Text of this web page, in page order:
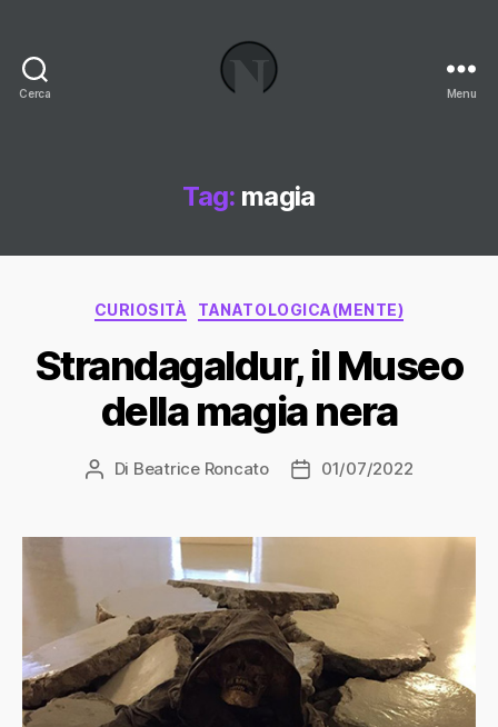
Cerca
Blog
Menu
Tag: magia
Categorie
CURIOSITÀ TANATOLOGICA(MENTE)
Strandagaldur, il Museo
della magia nera
Autore
Di Beatrice Roncato
Data01/07/2022